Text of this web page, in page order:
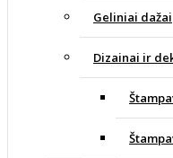
Geliniai dažai
Dizainai ir